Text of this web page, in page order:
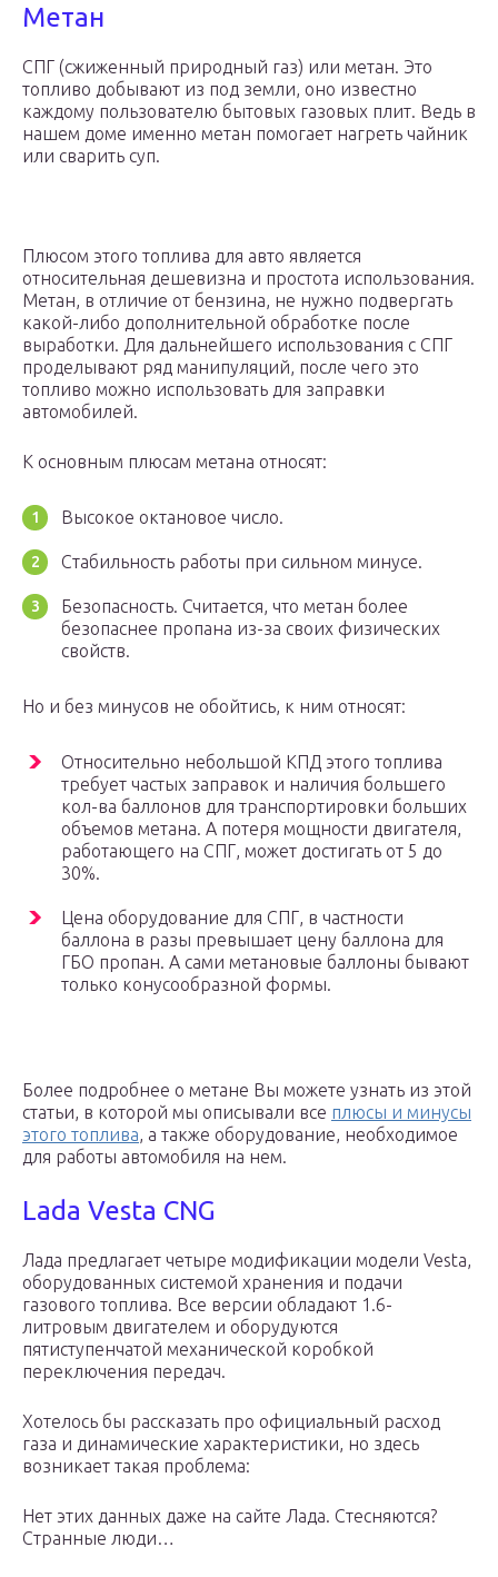
Метан
СПГ (сжиженный природный газ) или метан. Это
топливо добывают из под земли, оно известно
каждому пользователю бытовых газовых плит. Ведь в
нашем доме именно метан помогает нагреть чайник
или сварить суп.
Плюсом этого топлива для авто является
относительная дешевизна и простота использования.
Метан, в отличие от бензина, не нужно подвергать
какой-либо дополнительной обработке после
выработки. Для дальнейшего использования с СПГ
проделывают ряд манипуляций, после чего это
топливо можно использовать для заправки
автомобилей.
К основным плюсам метана относят:
Высокое октановое число.
Стабильность работы при сильном минусе.
Безопасность. Считается, что метан более
безопаснее пропана из-за своих физических
свойств.
Но и без минусов не обойтись, к ним относят:
Относительно небольшой КПД этого топлива
требует частых заправок и наличия большего
кол-ва баллонов для транспортировки больших
объемов метана. А потеря мощности двигателя,
работающего на СПГ, может достигать от 5 до
30%.
Цена оборудование для СПГ, в частности
баллона в разы превышает цену баллона для
ГБО пропан. А сами метановые баллоны бывают
только конусообразной формы.
Более подробнее о метане Вы можете узнать из этой
статьи, в которой мы описывали все плюсы и минусы
этого топлива, а также оборудование, необходимое
для работы автомобиля на нем.
Lada Vesta CNG
Лада предлагает четыре модификации модели Vesta,
оборудованных системой хранения и подачи
газового топлива. Все версии обладают 1.6-
литровым двигателем и оборудуются
пятиступенчатой механической коробкой
переключения передач.
Хотелось бы рассказать про официальный расход
газа и динамические характеристики, но здесь
возникает такая проблема:
Нет этих данных даже на сайте Лада. Стесняются?
Странные люди…